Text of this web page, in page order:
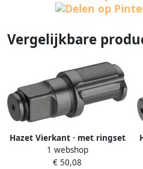
Vergelijkbare
Hazet Vierkant · met ringset
9012M-010 3
1 webshop
€ 50,08